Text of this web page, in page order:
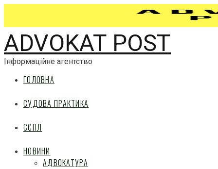
ADVOKAT POST
Інформаційне агентство
ГОЛОВНА
СУДОВА ПРАКТИКА
ЄСПЛ
НОВИНИ
АДВОКАТУРА